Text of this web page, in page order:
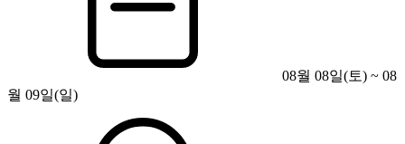
08월 08일(토) ~ 08
월 09일(일)